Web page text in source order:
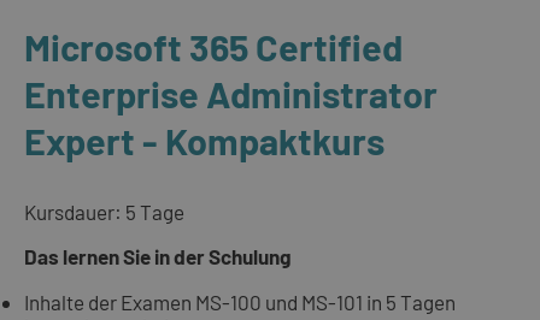
Microsoft 365 Certified
Enterprise Administrator
Expert - Kompaktkurs
Kursdauer: 5 Tage
Das lernen Sie in der Schulung
Inhalte der Examen MS-100 und MS-101 in 5 Tagen